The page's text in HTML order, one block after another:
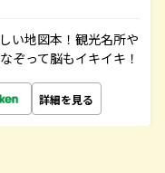
い地図本！観光名所や
ぞって脳もイキイキ！
詳細を見る